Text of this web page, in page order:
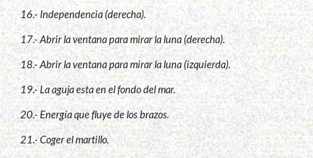
16.- Independencia (derecha).
17.- Abrir la ventana para mirar la luna (derecha).
18.- Abrir la ventana para mirar la luna (izquierda).
19.- La aguja esta en el fondo del mar.
20.- Energía que fluye de los brazos.
21.- Coger el martillo.